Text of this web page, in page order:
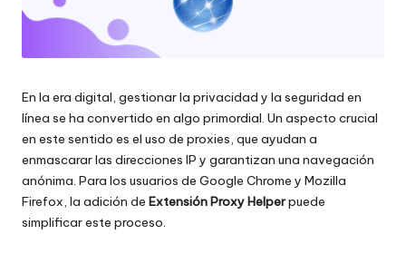
l
e
s
p
a
r
a
En la era digital, gestionar la privacidad y la seguridad en
línea se ha convertido en algo primordial. Un aspecto crucial
en este sentido es el uso de proxies, que ayudan a
enmascarar las direcciones IP y garantizan una navegación
anónima. Para los usuarios de Google Chrome y Mozilla
Firefox, la adición de Extensión Proxy Helperpuede
simplificar este proceso.